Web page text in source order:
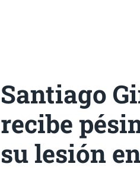
Santiago
recibe
su lesión